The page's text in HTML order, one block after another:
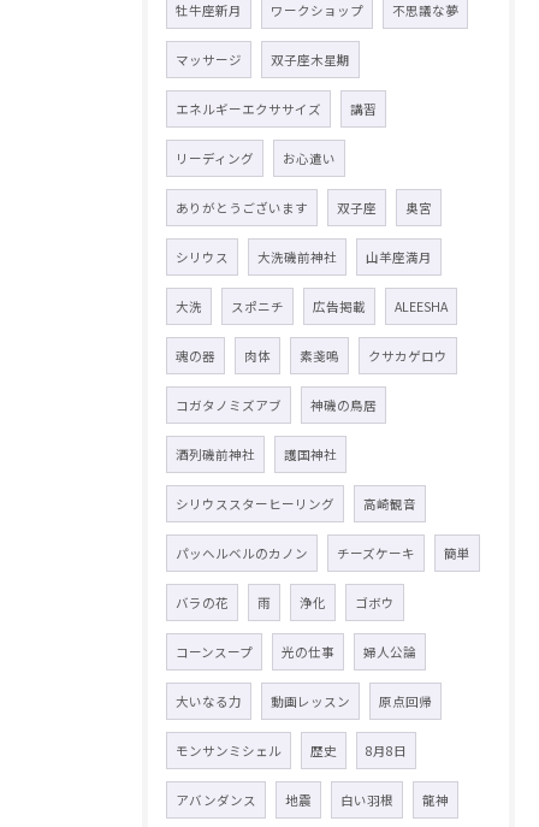
牡牛座新月 ワークショップ 不思議な夢
マッサージ 双子座木星期
エネルギーエクササイズ 講習
リーディング お心遣い
ありがとうございます 双子座 奥宮
シリウス 大洗磯前神社 山羊座満月
大洗 スポニチ 広告掲載 ALEESHA
魂の器 肉体 素戔嗚 クサカゲロウ
コガタノミズアブ 神磯の鳥居
酒列磯前神社 護国神社
シリウススターヒーリング 高崎観音
パッヘルベルのカノン チーズケーキ 簡単
バラの花 雨 浄化 ゴボウ
コーンスープ 光の仕事 婦人公論
大いなる力 動画レッスン 原点回帰
モンサンミシェル 歴史 8月8日
アバンダンス 地震 白い羽根 龍神